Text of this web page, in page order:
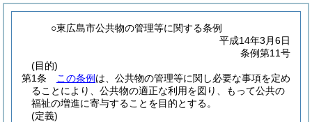
○東広島市公共物の管理等に関する条例
平成14年3月6日
条例第11号
(目的)
第1条
この条例 は、公共物の管理等に関し必要な事項を定め
ることにより、公共物の適正な利用を図り、もって公共の
福祉の増進に寄与することを目的とする。
(定義)